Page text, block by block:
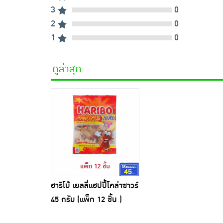
3
0
2
0
1
0
ดูล่าสุด
ฮาริโบ้ เยลลี่แฮปปี้โคล่าซาวร์
45 กรัม (แพ็ก 12 ชิ้น )